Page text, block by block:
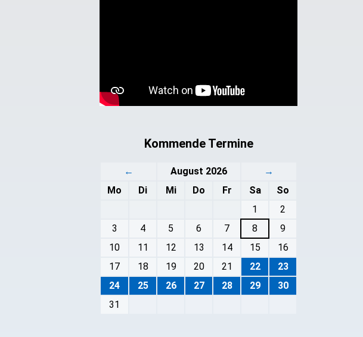
Kommende Termine
← August 2026
→
Mo
Di Mi Do Fr Sa
So
1
2
3
4 5 6 7 8
9
10
11 12 13 14 15
16
17
18 19 20 21 22
23
24
25 26 27 28 29
30
31